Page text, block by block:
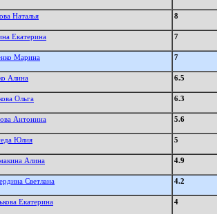
Наталья 8
Екатерина 7
Марина 7
Алина 6.5
Ольга 6.3
Антонина 5.6
Юлия 5
Алина 4.9
Светлана 4.2
Екатерина 4